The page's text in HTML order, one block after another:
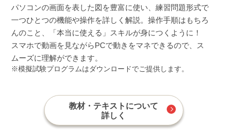
パソコンの画面を表した図を豊富に使い、練習問題形式で
一つひとつの機能や操作を詳しく解説。操作手順はもちろ
んのこと、「本当に使える」スキルが身につくように！
スマホで動画を見ながらPCで動きをマネできるので、ス
ムーズに理解ができます。
模擬試験プログラムはダウンロードでご提供します。
教材・テキストについて
詳しく